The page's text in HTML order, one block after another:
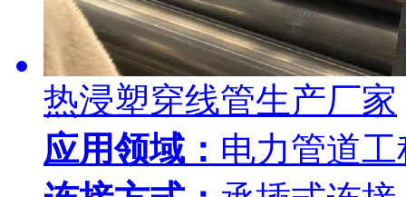
热浸塑穿线管生产厂家
应用领域： 电力管道工